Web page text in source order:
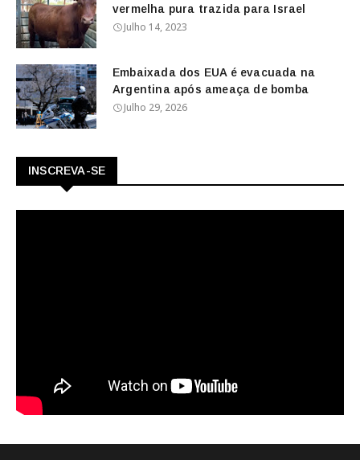
vermelha pura trazida para Israel
Julho 14, 2023
Embaixada dos EUA é evacuada na
Argentina após ameaça de bomba
Julho 29, 2026
INSCREVA-SE